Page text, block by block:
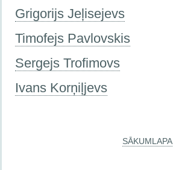
Grigorijs Jeļisejevs
Timofejs Pavlovskis
Sergejs Trofimovs
Ivans Korņiļjevs
SĀKUMLAPA